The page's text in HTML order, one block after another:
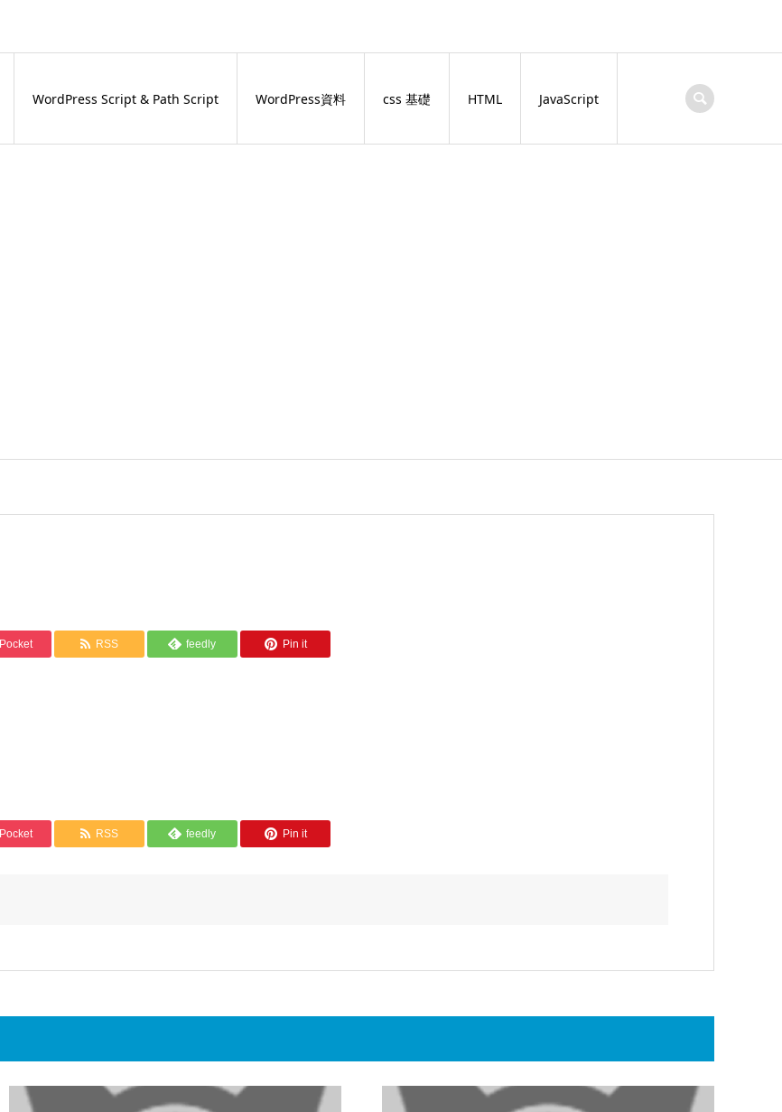
WordPress Script & Path Script WordPress資料 css 基礎 HTML JavaScript
Pocket RSS feedly Pin it
Pocket RSS feedly Pin it